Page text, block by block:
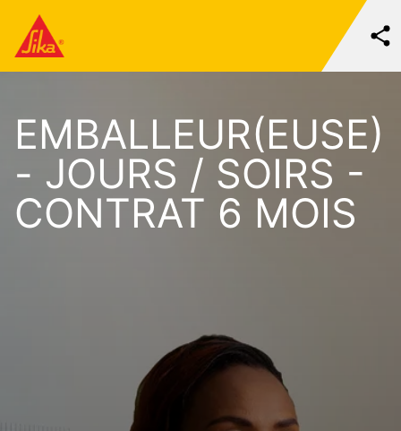
EMBALLEUR(EUSE)
- JOURS / SOIRS -
CONTRAT 6 MOIS